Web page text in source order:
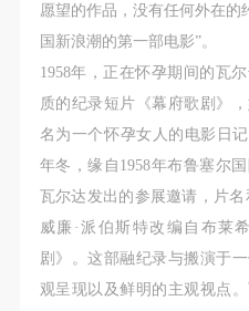
愿望的作品，没有任何外在的
国新浪潮的第一部电影”。
1958年，正在怀孕期间的瓦
质的纪录短片《幕府歌剧》
名为一个怀孕女人的电影日
年冬，缘自1958年布鲁塞尔
瓦尔达发出的参展邀请，片
威廉·派伯斯特改编自布莱
剧》。这部融纪录与搬演于
观呈现以及鲜明的主观视点
动。
（2）、使用形式 用于中
附带光盘及宣传资料。
（3）、使用地域范围
适用地域范围包括国内和
使用肖像的媒介限于不损
（如杂志、网络等）。
三、肖像权使用期限
永久使用。
四、许可使用费用
动。
（2）、使用形式 用于中
附带光盘及宣传资料。
（3）、使用地域范围
适用地域范围包括国内和
使用肖像的媒介限于不损
（如杂志、网络等）。
三、肖像权使用期限
永久使用。
四、许可使用费用
动。
（2）、使用形式 用于中
附带光盘及宣传资料。
（3）、使用地域范围
适用地域范围包括国内和
使用肖像的媒介限于不损
（如杂志、网络等）。
三、肖像权使用期限
永久使用。
四、许可使用费用